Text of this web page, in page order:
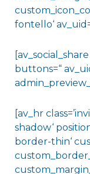
fontello‘
buttons=“
[av_hr
shadow‘
border-thin‘